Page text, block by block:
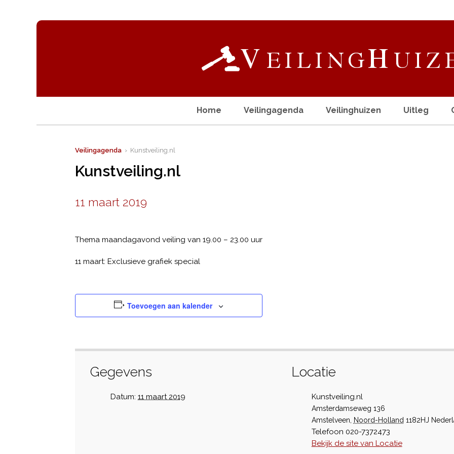
Home Veilingagenda Veilinghuizen Uitleg
Veilingagenda › Kunstveiling.nl
Kunstveiling.nl
11 maart 2019
Thema maandagavond veiling van 19.00 – 23.00 uur
11 maart: Exclusieve grafiek special
Toevoegen aan kalender
Gegevens
Datum: 11 maart 2019
Locatie
Kunstveiling.nl
Amsterdamseweg 136
Amstelveen
Noord-Holland 1182HJ
Telefoon 020-7372473
Bekijk de site van Locatie